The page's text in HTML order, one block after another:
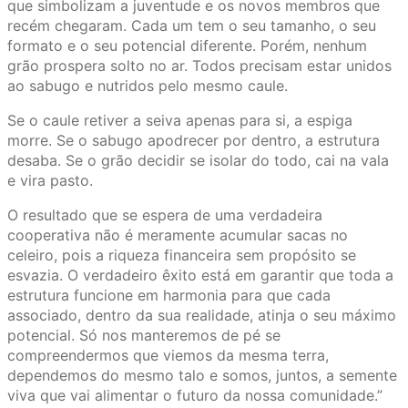
que simbolizam a juventude e os novos membros que
recém chegaram. Cada um tem o seu tamanho, o seu
formato e o seu potencial diferente. Porém, nenhum
grão prospera solto no ar. Todos precisam estar unidos
ao sabugo e nutridos pelo mesmo caule.
Se o caule retiver a seiva apenas para si, a espiga
morre. Se o sabugo apodrecer por dentro, a estrutura
desaba. Se o grão decidir se isolar do todo, cai na vala
e vira pasto.
O resultado que se espera de uma verdadeira
cooperativa não é meramente acumular sacas no
celeiro, pois a riqueza financeira sem propósito se
esvazia. O verdadeiro êxito está em garantir que toda a
estrutura funcione em harmonia para que cada
associado, dentro da sua realidade, atinja o seu máximo
potencial. Só nos manteremos de pé se
compreendermos que viemos da mesma terra,
dependemos do mesmo talo e somos, juntos, a semente
viva que vai alimentar o futuro da nossa comunidade.”